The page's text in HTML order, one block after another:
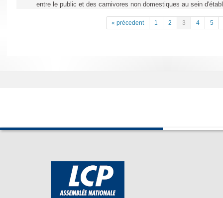
entre le public et des carnivores non domestiques au sein
« précedent 1 2 3 4 5